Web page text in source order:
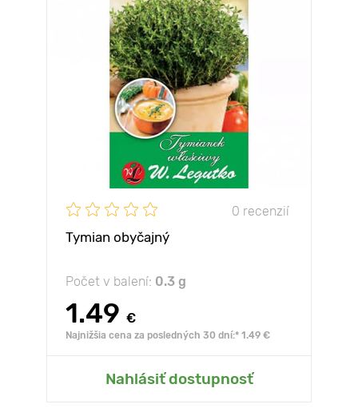
0 recenzií
Tymian obyčajný
Počet v balení: 0.3 g
1.49 €
Najnižšia cena za posledných 30 dní:* 1.49 €
Nahlásiť dostupnosť